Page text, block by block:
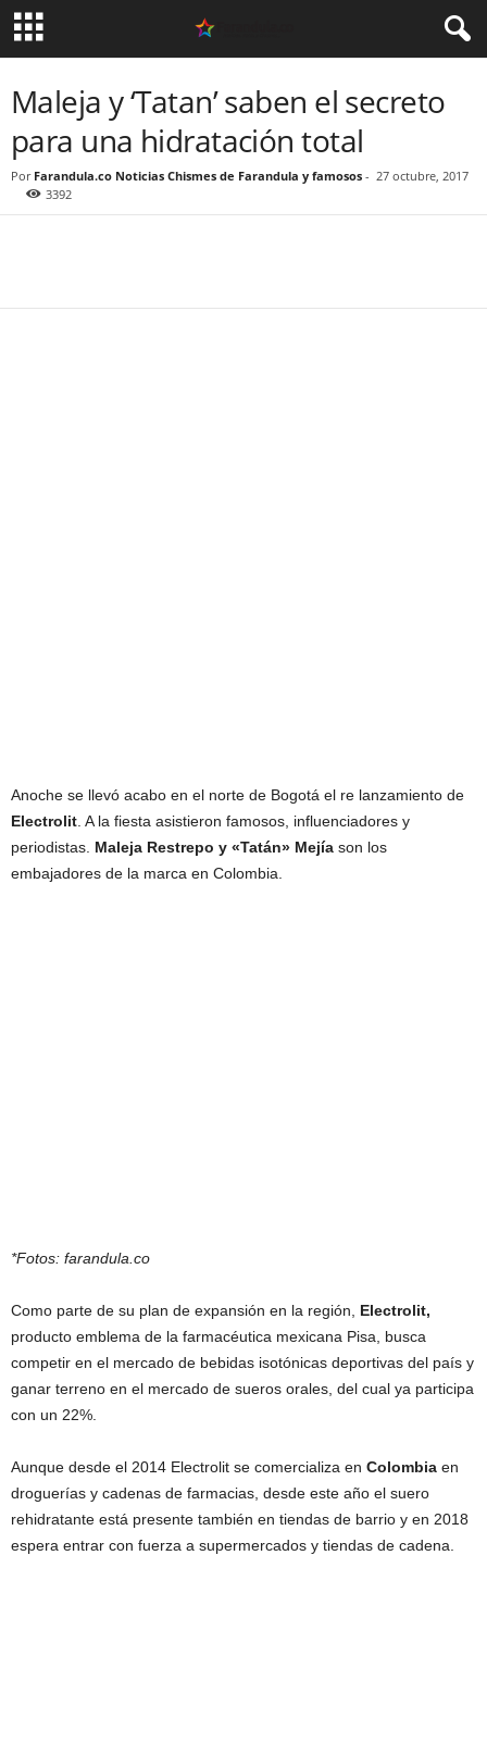
Maleja y ‘Tatan’ saben el secreto
para una hidratación total
Por Farandula.co Noticias Chismes de Farandula y famosos - 27 octubre, 2017
3392
Anoche se llevó acabo en el norte de Bogotá el re lanzamiento de
Electrolit. A la fiesta asistieron famosos, influenciadores y
periodistas. Maleja Restrepo y «Tatán» Mejía son los
embajadores de la marca en Colombia.
*Fotos: farandula.co
Como parte de su plan de expansión en la región, Electrolit,
producto emblema de la farmacéutica mexicana Pisa, busca
competir en el mercado de bebidas isotónicas deportivas del país y
ganar terreno en el mercado de sueros orales, del cual ya participa
con un 22%.
Aunque desde el 2014 Electrolit se comercializa en Colombia en
droguerías y cadenas de farmacias, desde este año el suero
rehidratante está presente también en tiendas de barrio y en 2018
espera entrar con fuerza a supermercados y tiendas de cadena.